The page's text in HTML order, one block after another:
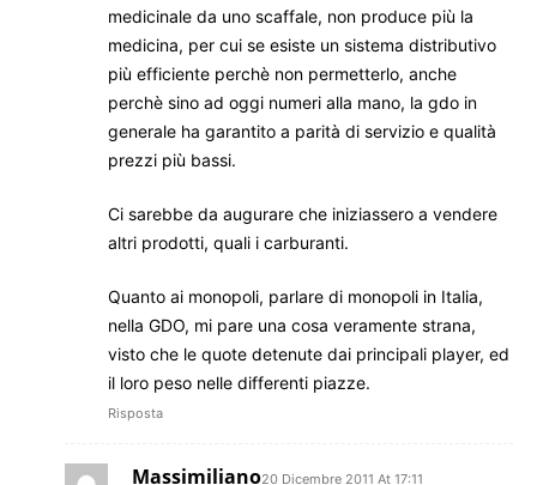
medicinale da uno scaffale, non produce più la
medicina, per cui se esiste un sistema distributivo
più efficiente perchè non permetterlo, anche
perchè sino ad oggi numeri alla mano, la gdo in
generale ha garantito a parità di servizio e qualità
prezzi più bassi.
Ci sarebbe da augurare che iniziassero a vendere
altri prodotti, quali i carburanti.
Quanto ai monopoli, parlare di monopoli in Italia,
nella GDO, mi pare una cosa veramente strana,
visto che le quote detenute dai principali player, ed
il loro peso nelle differenti piazze.
Risposta
Massimiliano20 Dicembre 2011 At 17:11